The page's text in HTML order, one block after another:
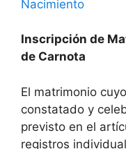
Nacimiento
Inscripción de
de Carnota
El matrimonio
constatado y
previsto en el
registros